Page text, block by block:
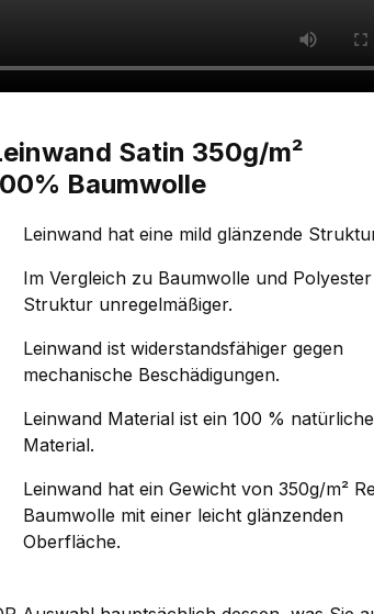
Satin 350g/m²
Baumwolle
Leinwand hat eine mild glänzende
Im Vergleich zu Baumwolle und Polyester
Struktur unregelmäßiger.
Leinwand ist widerstandsfähiger gegen
mechanische Beschädigungen.
Leinwand Material ist ein 100 %
Material.
Leinwand hat ein Gewicht von 350g/m²
Baumwolle mit einer leicht glänzenden
Oberfläche.